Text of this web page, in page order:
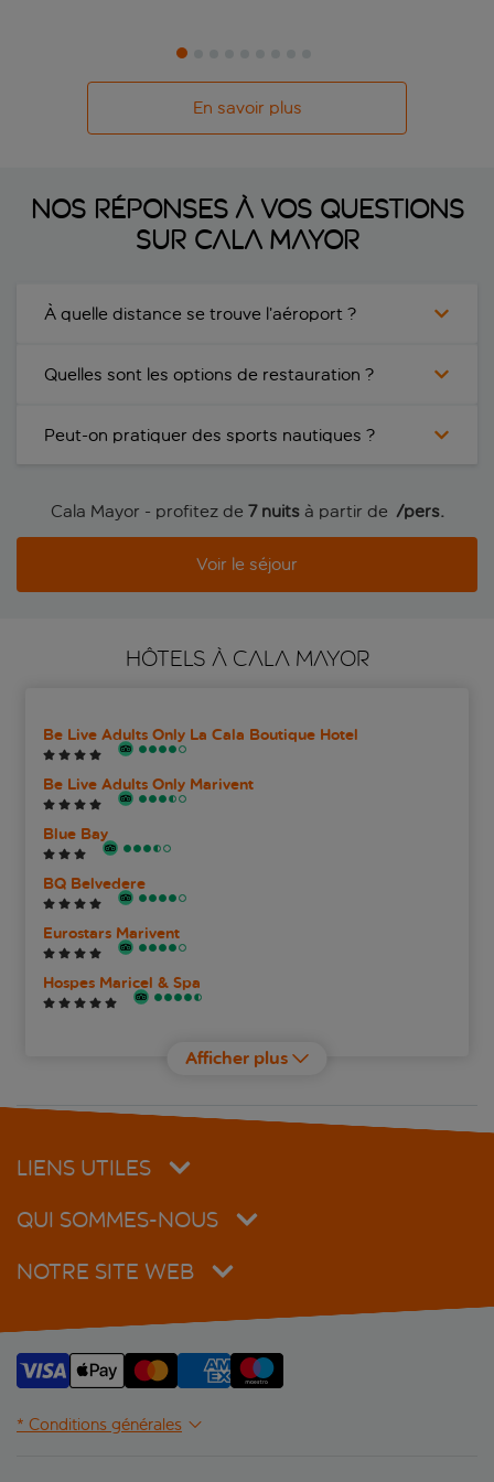
En savoir plus
Nos réponses à vos questions
sur Cala Mayor
À quelle distance se trouve l’aéroport ?
Quelles sont les options de restauration ?
Peut-on pratiquer des sports nautiques ?
Cala Mayor - profitez de 7 nuitsà partir de /pers.
Voir le séjour
HÔTELS À CALA MAYOR
Be Live Adults Only La Cala Boutique Hotel
Be Live Adults Only Marivent
Blue Bay
BQ Belvedere
Eurostars Marivent
Hospes Maricel & Spa
Afficher plus
LIENS UTILES
QUI SOMMES-NOUS
NOTRE SITE WEB
* Conditions générales